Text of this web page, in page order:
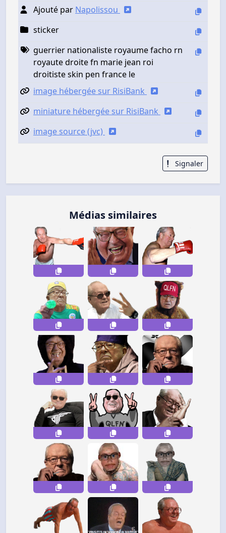
Ajouté par Napolissou
sticker
guerrier nationaliste royaume facho rn
royaute droite fn marie jean roi
droitiste skin pen france le
image hébergée sur RisiBank
miniature hébergée sur RisiBank
image source (jvc)
Signaler
Médias similaires